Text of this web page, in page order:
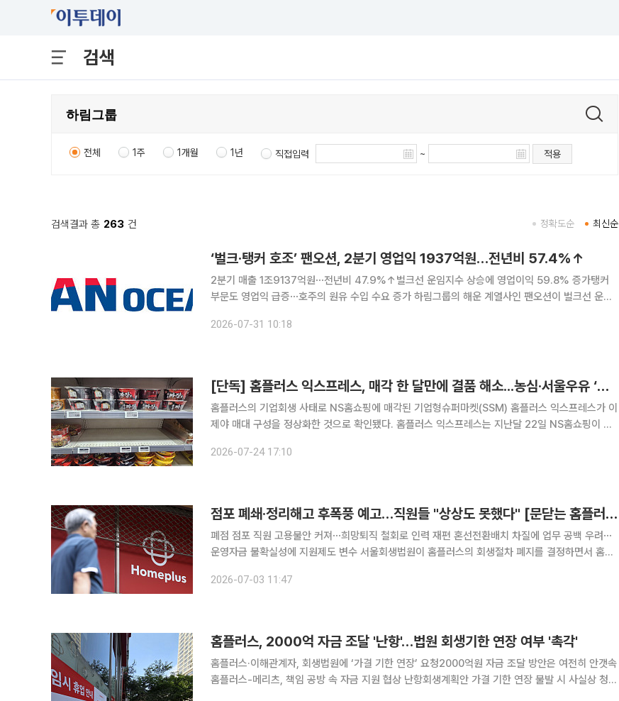
검색
전체 1주 1개월 1년 직접입력 ~ 적용
검색결과 총 263 건 최신순
정확도순
‘벌크·탱커 호조’ 팬오션, 2분기 영업익 1937억원…전년비 57.4%↑
2분기 매출 1조9137억원⋯전년비 47.9%↑벌크선 운임지수 상승에 영업이익 59.8% 증가탱커
부문도 영업익 급증⋯호주의 원유 수입 수요 증가 하림그룹의 해운 계열사인 팬오션이 벌크선 운임
연결 기준 매출 1조9137억원, 영업이익 1937억원을 기록했
2026-07-31 10:18
[단독] 홈플러스 익스프레스, 매각 한 달만에 결품 해소...농심·서울우유 ‘납품 재개’
홈플러스의 기업회생 사태로 NS홈쇼핑에 매각된 기업형슈퍼마켓(SSM) 홈플러스 익스프레스가 이
제야 매대 구성을 정상화한 것으로 확인됐다. 홈플러스 익스프레스는 지난달 22일 NS홈쇼핑이 대
유)는 한 달째 대표 제품인 서울우유•비요뜨 등을 납품하지 않다가 오늘(24
2026-07-24 17:10
점포 폐쇄·정리해고 후폭풍 예고…직원들 "상상도 못했다" [문닫는 홈플러스 파장]
폐점 점포 직원 고용불안 커져⋯희망퇴직 철회로 인력 재편 혼선전환배치 차질에 업무 공백 우려⋯
운영자금 불확실성에 지원제도 변수 서울회생법원이 홈플러스의 회생절차 폐지를 결정하면서 홈플
2026-07-03 11:47
홈플러스, 2000억 자금 조달 '난항'…법원 회생기한 연장 여부 '촉각'
홈플러스·이해관계자, 회생법원에 ‘가결 기한 연장’ 요청2000억원 자금 조달 방안은 여전히 안갯속
홈플러스-메리츠, 책임 공방 속 자금 지원 협상 난항회생계획안 가결 기한 연장 불발 시 사실상 청산